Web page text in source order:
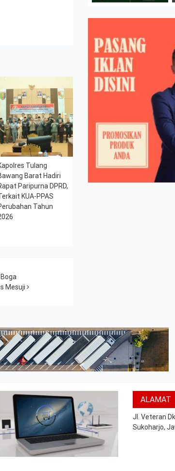
Tulang
Barat Hadiri
Paripurna DPRD,
KUA-PPAS
Tahun
Mesuji
ALAMAT
Jl. Veteran
Sukoharjo,